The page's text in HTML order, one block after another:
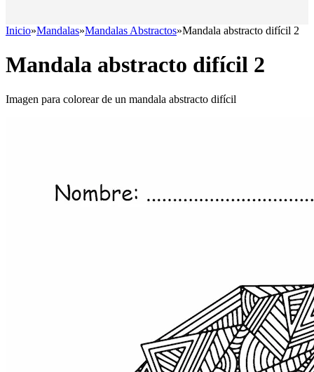
Inicio»Mandalas»Mandalas Abstractos»Mandala abstracto difícil 2
Mandala abstracto difícil 2
Imagen para colorear de un mandala abstracto difícil